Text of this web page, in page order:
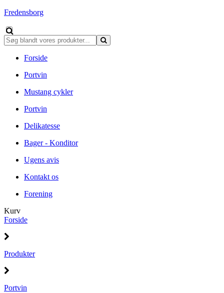
Fredensborg
Forside
Portvin
Mustang cykler
Portvin
Delikatesse
Bager - Konditor
Ugens avis
Kontakt os
Forening
Kurv
Forside
Produkter
Portvin